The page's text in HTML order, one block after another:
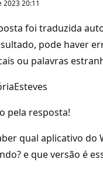
2023 20:11
foi traduzida
pode haver
ou palavras
pela resposta!
qual aplicativo do
e que versão é